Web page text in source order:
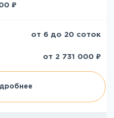
₽
от 6 до 20 соток
от 2 731 000 ₽